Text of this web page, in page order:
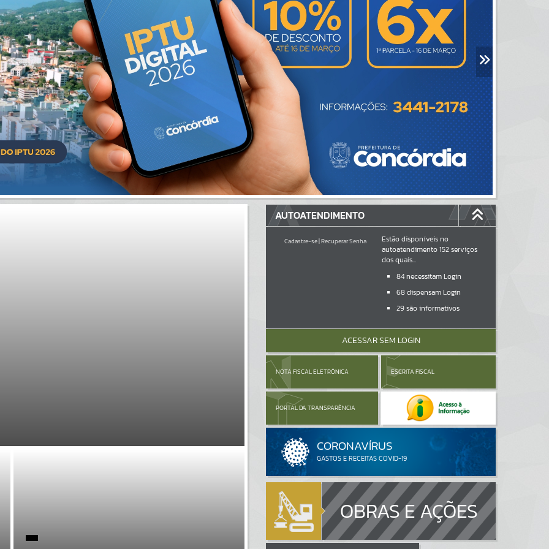
AUTOATENDIMENTO
Cadastre-se|Recuperar Senha
Estão disponíveis no
autoatendimento152serviços
dos quais...
84necessitam Login
68dispensam Login
29são informativos
ACESSAR SEM LOGIN
NOTA FISCAL ELETRÔNICA ESCRITA FISCAL
PORTAL DA TRANSPARÊNCIA
OBRAS E AÇÕES